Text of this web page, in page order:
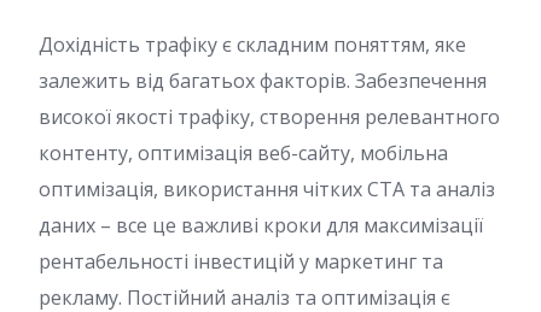
Дохідність трафіку є складним поняттям, яке
залежить від багатьох факторів. Забезпечення
високої якості трафіку, створення релевантного
контенту, оптимізація веб-сайту, мобільна
оптимізація, використання чітких CTA та аналіз
даних – все це важливі кроки для максимізації
рентабельності інвестицій у маркетинг та
рекламу. Постійний аналіз та оптимізація є